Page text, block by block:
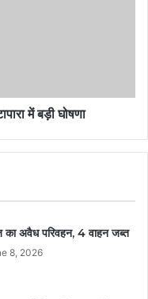
में बड़ी घोषणा
का अवैध परिवहन, 4 वाहन जब्त
8, 2026